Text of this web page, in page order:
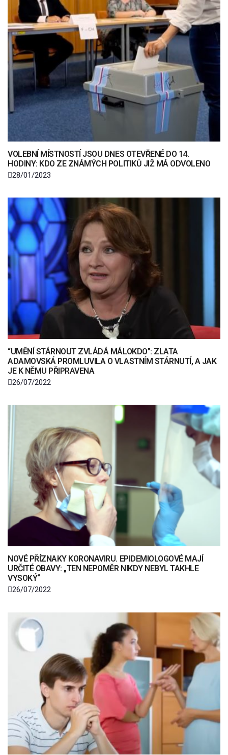
VOLEBNÍ MÍSTNOSTÍ JSOU DNES OTEVŘENÉ DO 14.
HODINY: KDO ZE ZNÁMÝCH POLITIKŮ JIŽ MÁ ODVOLENO
28/01/2023
“UMĚNÍ STÁRNOUT ZVLÁDÁ MÁLOKDO”: ZLATA
ADAMOVSKÁ PROMLUVILA O VLASTNÍM STÁRNUTÍ, A JAK
JE K NĚMU PŘIPRAVENA
26/07/2022
NOVÉ PŘÍZNAKY KORONAVIRU. EPIDEMIOLOGOVÉ MAJÍ
URČITÉ OBAVY: „TEN NEPOMĚR NIKDY NEBYL TAKHLE
VYSOKÝ“
26/07/2022